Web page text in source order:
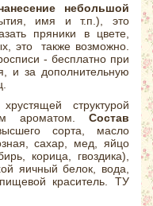
небольшой
имя и т.п.), это
пряники в цвете,
это также возможно.
- бесплатно при
и за дополнительную
структурой
ароматом.
Состав
сорта, масло
сахар, мед, яйцо
корица, гвоздика),
яичный белок, вода,
краситель. ТУ